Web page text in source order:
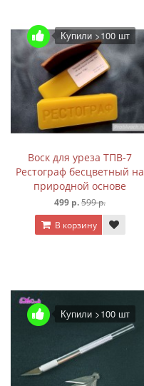
Купили >100 шт
Воск для уреза ТПВ-7
Рестограф бесцветный на
природной основе
499 р.599 р.
В корзину
Купили >100 шт